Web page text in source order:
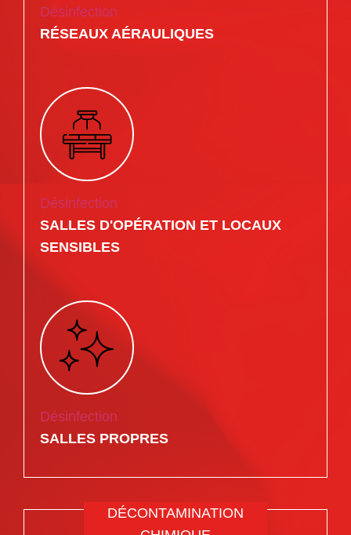
Désinfection
RÉSEAUX AÉRAULIQUES
Désinfection
SALLES D'OPÉRATION ET LOCAUX
SENSIBLES
Désinfection
SALLES PROPRES
DÉCONTAMINATION